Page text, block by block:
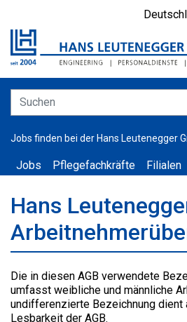
Jobs finden bei der Hans Leutenegger
Jobs Pflegefachkräfte Filialen
Hans
Die in diesen AGB verwendete
umfasst weibliche und männliche
undifferenzierte Bezeichnung
Lesbarkeit der AGB.